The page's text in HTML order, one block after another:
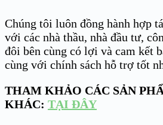
Chúng tôi luôn đồng hành hợp
với các nhà thầu, nhà đầu tư,
đôi bên cùng có lợi và cam kết
cùng với chính sách hỗ trợ tốt
THAM KHẢO CÁC SẢN
KHÁC: TẠI ĐÂY